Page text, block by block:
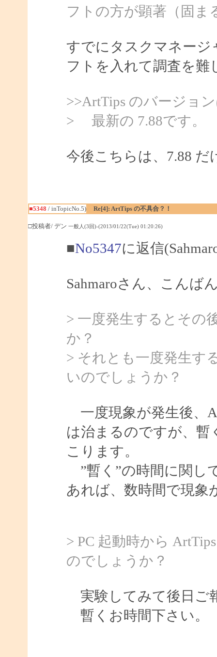
フトの方が顕著（固ま
すでにタスクマネージ
フトを入れて調査を
>>ArtTips のバージョ
> 最新の 7.88です。
今後こちらは、7.88
■5348 / inTopicNo.5) Re[4]: ArtTips の不具合？！
□投稿者/ デン 一般人(3回)-(2013/01/22(Tue) 01:20:26)
■No5347に返信
Sahmaroさん、こんば
> 一度発生するとその
か？
> それとも一度発生す
いのでしょうか？
一度現象が発生後、
は治まるのですが、暫
こります。
”暫く”の時間に関し
あれば、数時間で現象
> PC 起動時から
のでしょうか？
実験してみて後日ご
暫くお時間下さい。